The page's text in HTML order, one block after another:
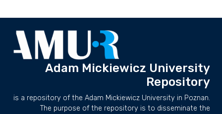
Adam Mickiewicz University
Repository
is a repository of the Adam Mickiewicz University in Poznan.
The purpose of the repository is to disseminate the